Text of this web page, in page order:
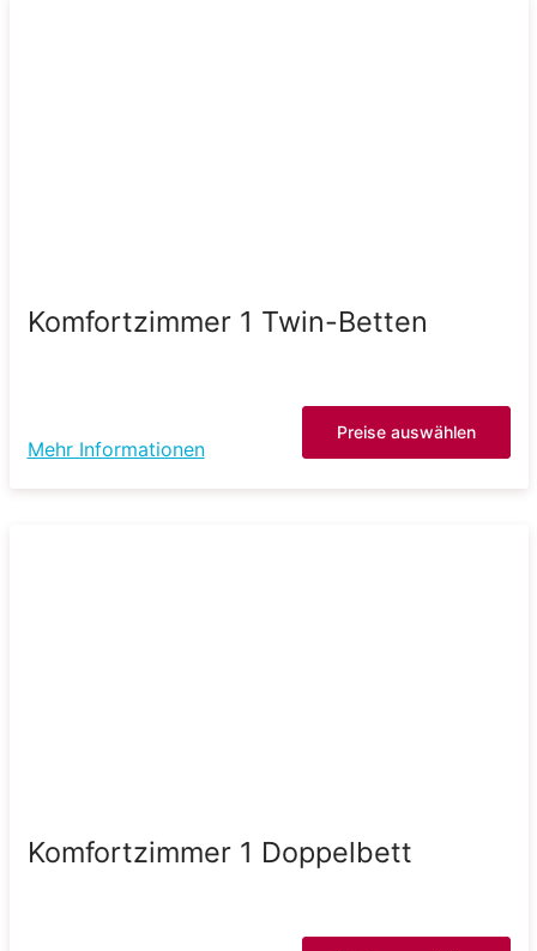
Komfortzimmer 1 Twin-Betten
Mehr Informationen
Preise auswählen
Komfortzimmer 1 Doppelbett